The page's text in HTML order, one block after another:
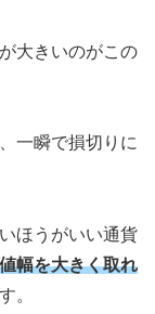
大きいのがこの
一瞬で損切りに
ほうがいい通貨
幅を大きく取れ
。